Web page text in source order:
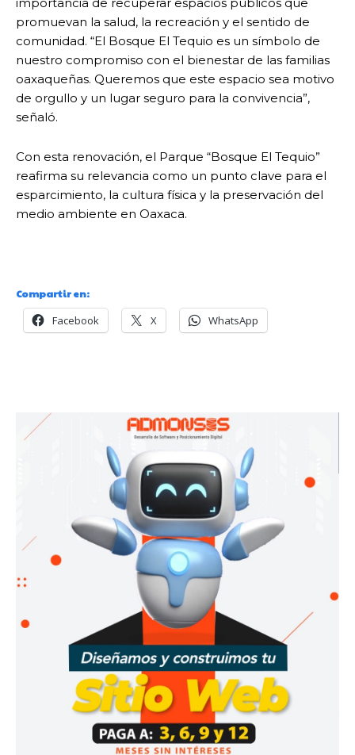
promuevan la salud, la recreación y el sentido de
comunidad. “El Bosque El Tequio es un símbolo de
nuestro compromiso con el bienestar de las familias
oaxaqueñas. Queremos que este espacio sea motivo
de orgullo y un lugar seguro para la convivencia”,
señaló.
Con esta renovación, el Parque “Bosque El Tequio”
reafirma su relevancia como un punto clave para el
esparcimiento, la cultura física y la preservación del
medio ambiente en Oaxaca.
Compartir en:
Facebook X WhatsApp